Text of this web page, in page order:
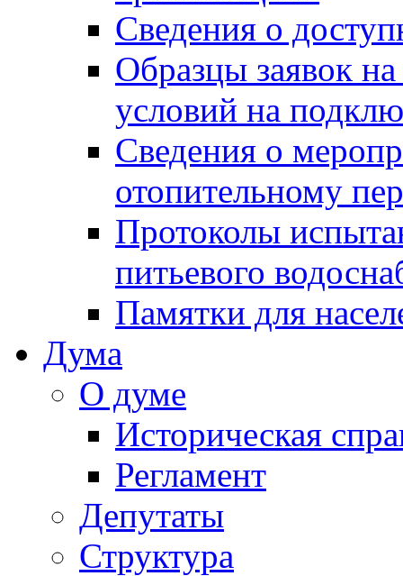
Сведения о
Образцы заявок
условий на
Сведения о
отопительному
Протоколы
питьевого
Памятки для
Дума
О думе
Историческая
Регламент
Депутаты
Структура